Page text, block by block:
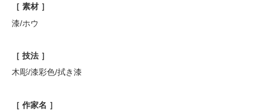
［ 素材 ］
漆/ホウ
［ 技法 ］
木彫/漆彩色/拭き漆
［ 作家名 ］